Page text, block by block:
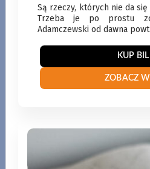
Są rzeczy, których nie da się
Trzeba je po prostu
Adamczewski od dawna